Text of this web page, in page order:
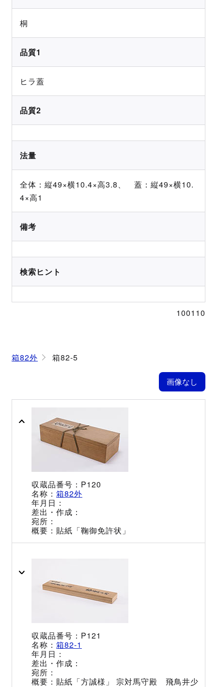
桐
品質1
ヒラ蓋
品質2
法量
全体：縦49×横10.4×高3.8、 蓋：縦49×横10.
4×高1
備考
検索ヒント
100110
箱82外 箱82-5
P120
箱82外
貼紙「鞠御免許状」
P121
箱82-1
貼紙「方誠様」 宗対馬守殿 飛鳥井少